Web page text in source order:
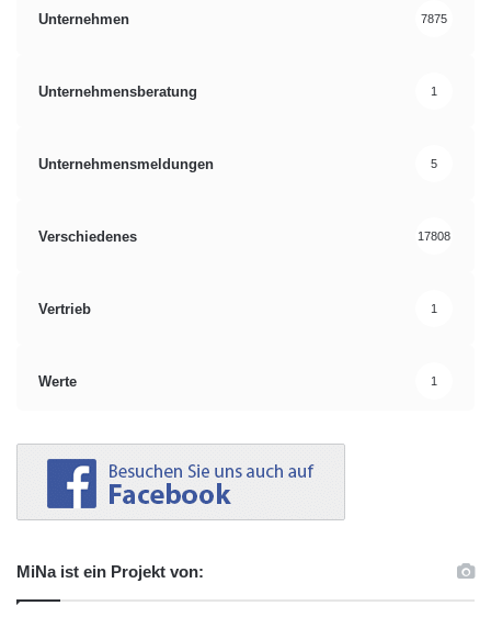
Unternehmen 7875
Unternehmensberatung 1
Unternehmensmeldungen 5
Verschiedenes 17808
Vertrieb 1
Werte 1
MiNa ist ein Projekt von: